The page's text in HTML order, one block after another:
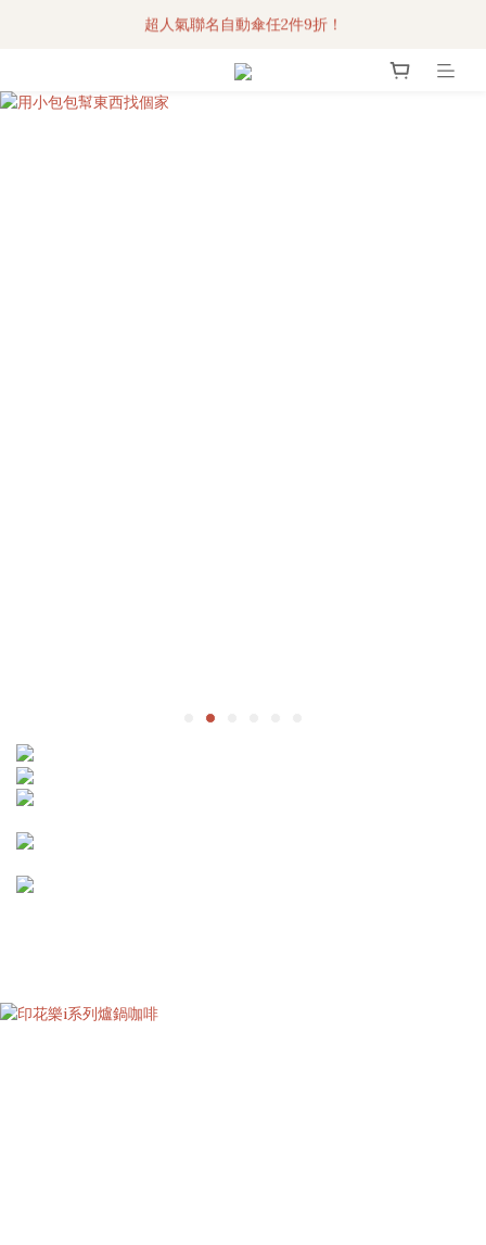
3C科技好物｜任選2件95折！
超人氣聯名自動傘任2件9折！
3C科技好物｜任選2件95折！